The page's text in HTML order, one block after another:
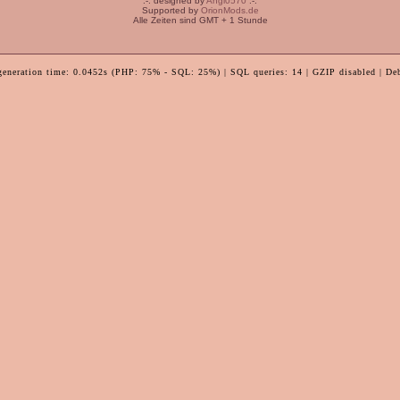
Supported by OrionMods.de
Alle Zeiten sind GMT + 1 Stunde
time: 0.0452s (PHP: 75% - SQL: 25%) | SQL queries: 14 | GZIP disabled |